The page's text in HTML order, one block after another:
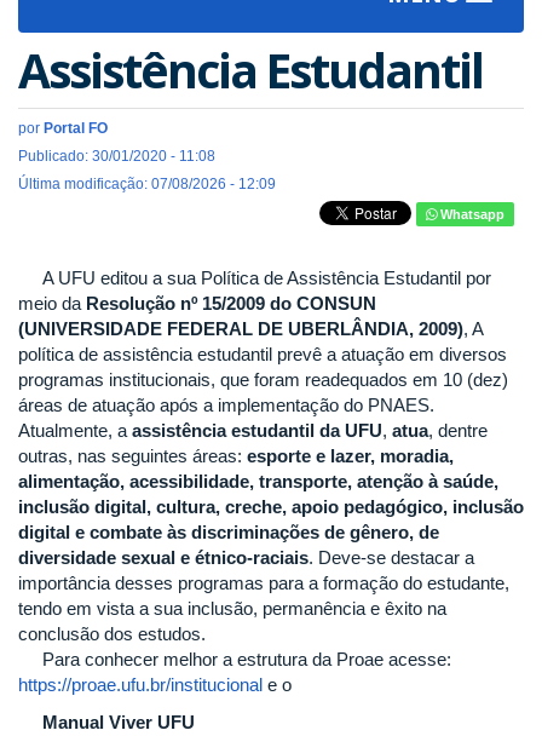
Assistência Estudantil
por Portal FO
Publicado: 30/01/2020 - 11:08
Última modificação: 07/08/2026 - 12:09
Whatsapp
A UFU editou a sua Política de Assistência Estudantil por
meio da Resolução nº 15/2009 do CONSUN
(UNIVERSIDADE FEDERAL DE UBERLÂNDIA, 2009), A
política de assistência estudantil prevê a atuação em diversos
programas institucionais, que foram readequados em 10 (dez)
áreas de atuação após a implementação do PNAES.
Atualmente, a assistência estudantil da UFU, atua, dentre
outras, nas seguintes áreas: esporte e lazer, moradia,
alimentação, acessibilidade, transporte, atenção à saúde,
inclusão digital, cultura, creche, apoio pedagógico, inclusão
digital e combate às discriminações de gênero, de
diversidade sexual e étnico-raciais. Deve-se destacar a
importância desses programas para a formação do estudante,
tendo em vista a sua inclusão, permanência e êxito na
conclusão dos estudos.
Para conhecer melhor a estrutura da Proae acesse:
https://proae.ufu.br/institucional e o
Manual Viver UFU